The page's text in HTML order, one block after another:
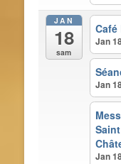
JAN
18
sam
Jan
Jan
Jan